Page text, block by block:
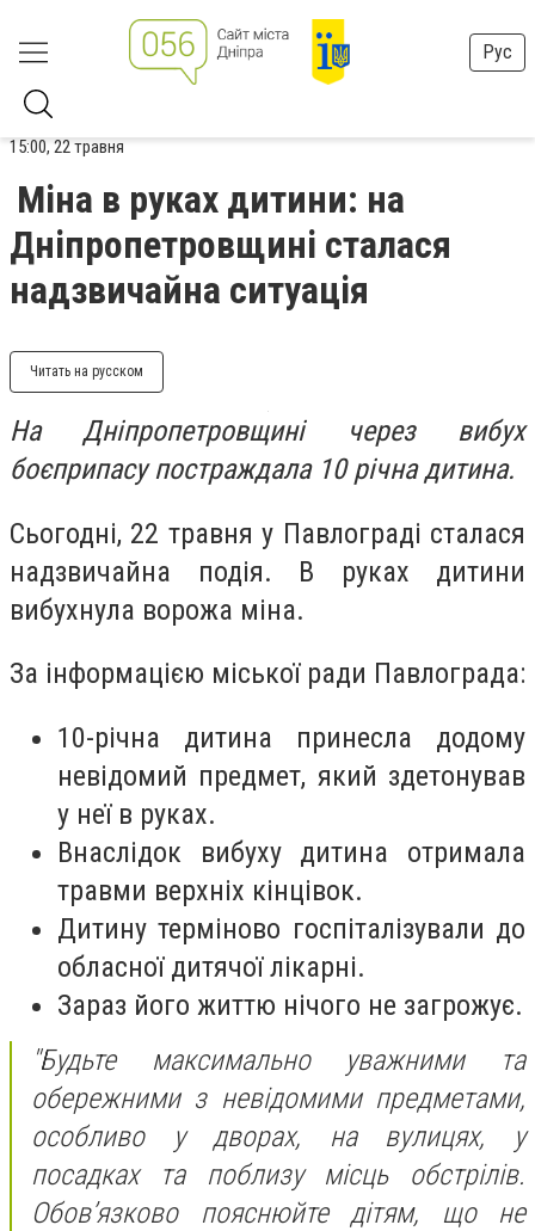
Рус
15:00, 22 травня
Міна в руках дитини: на
Дніпропетровщині сталася
надзвичайна ситуація
Читать на русском
На Дніпропетровщині через вибух
боєприпасу постраждала 10 річна дитина.
Сьогодні, 22 травня у Павлограді сталася
надзвичайна подія. В руках дитини
вибухнула ворожа міна.
За інформацією міської ради Павлограда:
10-річна дитина принесла додому
невідомий предмет, який здетонував
у неї в руках.
Внаслідок вибуху дитина отримала
травми верхніх кінцівок.
Дитину терміново госпіталізували до
обласної дитячої лікарні.
Зараз його життю нічого не загрожує.
"Будьте максимально уважними та
обережними з невідомими предметами,
особливо у дворах, на вулицях, у
посадках та поблизу місць обстрілів.
Обов’язково пояснюйте дітям, що не